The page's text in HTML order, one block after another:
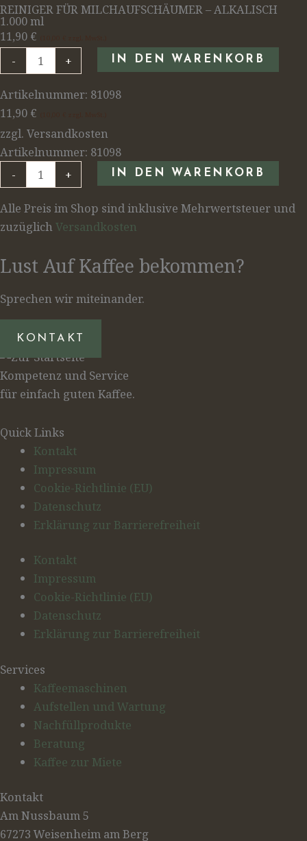
REINIGER FÜR MILCHAUFSCHÄUMER – ALKALISCH
1.000 ml
11,90 €
- + IN DEN WARENKORB
Artikelnummer: 81098
11,90 €
zzgl. Versandkosten
Artikelnummer: 81098
-
+ IN DEN WARENKORB
Alle Preis im Shop sind inklusive Mehrwertsteuer und
zuzüglich Versandkosten
Lust Auf Kaffee bekommen?
Sprechen wir miteinander.
KONTAKT
Kompetenz und Service
für einfach guten Kaffee.
Quick Links
Kontakt
Impressum
Cookie-Richtlinie (EU)
Datenschutz
Erklärung zur Barrierefreiheit
Kontakt
Impressum
Cookie-Richtlinie (EU)
Datenschutz
Erklärung zur Barrierefreiheit
Services
Kaffeemaschinen
Aufstellen und Wartung
Nachfüllprodukte
Beratung
Kaffee zur Miete
Kontakt
Am Nussbaum 5
67273 Weisenheim am Berg